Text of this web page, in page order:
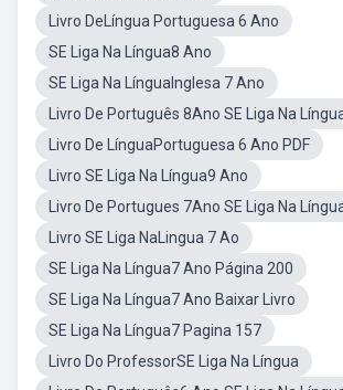
Livro DeLíngua Portuguesa 6 Ano
SE Liga Na Língua8 Ano
SE Liga Na LínguaInglesa 7 Ano
Livro De Português 8Ano SE Liga Na
Livro De LínguaPortuguesa 6 Ano PDF
Livro SE Liga Na Língua9 Ano
Livro De Portugues 7Ano SE Liga Na
Livro SE Liga NaLingua 7 Ao
SE Liga Na Língua7 Ano Página 200
SE Liga Na Língua7 Ano Baixar Livro
SE Liga Na Língua7 Pagina 157
Livro Do ProfessorSE Liga Na Língua